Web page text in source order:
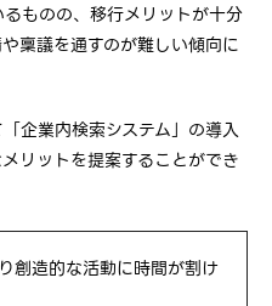
ものの、移行メリットが十分
稟議を通すのが難しい傾向に
企業内検索システム」の導入
リットを提案することができ
創造的な活動に時間が割け